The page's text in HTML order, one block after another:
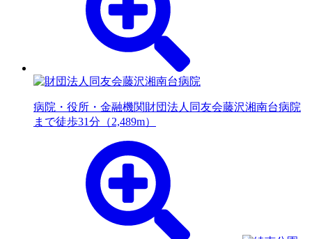
病院・役所・金融機関財団法人同友会藤沢湘南台病院
まで徒歩31分（2,489m）